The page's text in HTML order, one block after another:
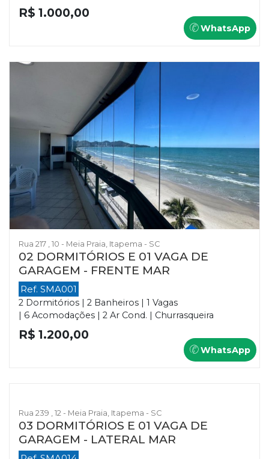
R$ 1.000,00
WhatsApp
Rua 217 , 10 - Meia Praia, Itapema - SC
02 DORMITÓRIOS E 01 VAGA DE
GARAGEM - FRENTE MAR
Ref. SMA001
2 Dormitórios | 2 Banheiros | 1 Vagas
| 6 Acomodações | 2 Ar Cond. | Churrasqueira
R$ 1.200,00
WhatsApp
Rua 239 , 12 - Meia Praia, Itapema - SC
03 DORMITÓRIOS E 01 VAGA DE
GARAGEM - LATERAL MAR